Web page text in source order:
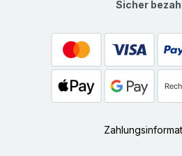
Sicher